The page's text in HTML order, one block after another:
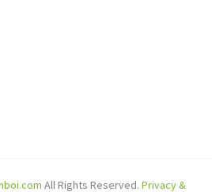
All Rights Reserved. Privacy &